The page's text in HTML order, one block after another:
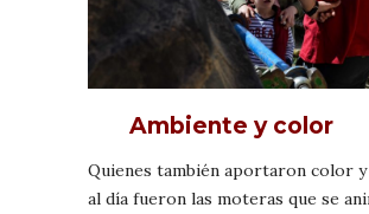
Ambiente y color
Quienes también aportaron color y
al día fueron las moteras que se